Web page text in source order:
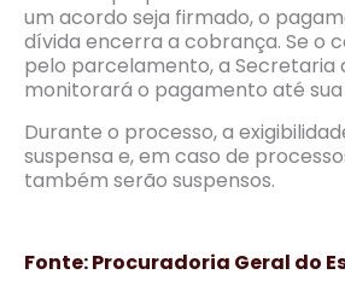
um acordo seja firmado, o
dívida encerra a cobrança. Se o
pelo parcelamento, a Secretaria
monitorará o pagamento até
Durante o processo, a
suspensa e, em caso de
também serão suspensos.
Fonte: Procuradoria Geral do